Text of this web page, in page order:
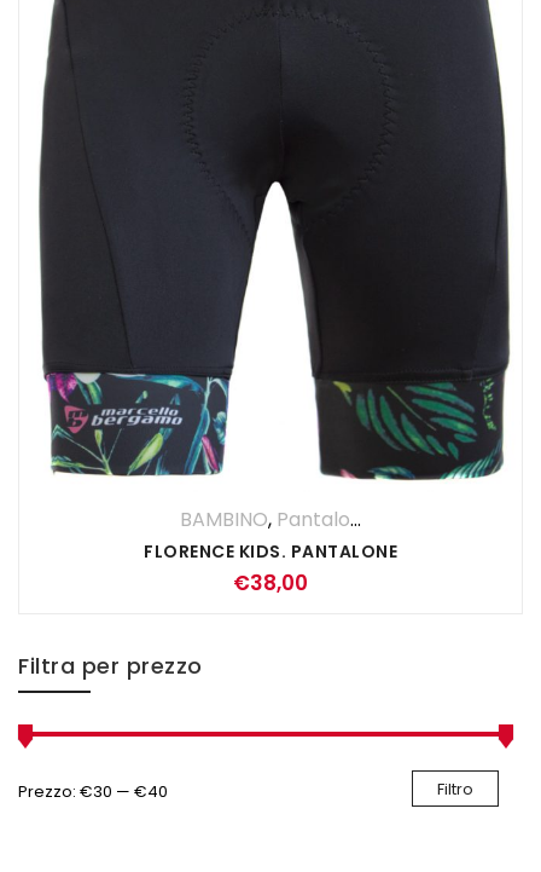
BAMBINO, Pantaloncino
FLORENCE KIDS. PANTALONE
€38,00
Filtra per prezzo
Filtro
Prezzo: €30 — €40